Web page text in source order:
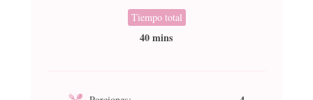
Tiempo total
40 mins